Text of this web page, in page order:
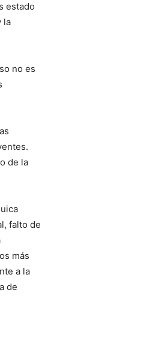
estado
la
no es
de la
falto de
más
a la
de